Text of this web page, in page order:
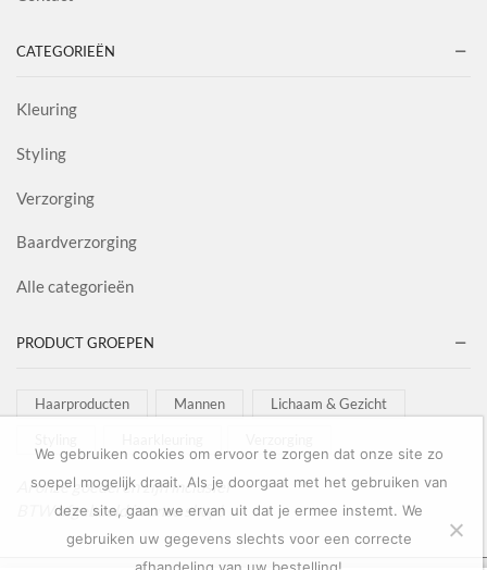
CATEGORIEËN
Kleuring
Styling
Verzorging
Baardverzorging
Alle categorieën
PRODUCT GROEPEN
Haarproducten Mannen Lichaam & Gezicht
Al onze goederen zijn inclusief
BTW afgebeeld in onze shop!
We gebruiken cookies om ervoor te zorgen dat onze site zo
soepel mogelijk draait. Als je doorgaat met het gebruiken van
deze site, gaan we ervan uit dat je ermee instemt. We
gebruiken uw gegevens slechts voor een correcte